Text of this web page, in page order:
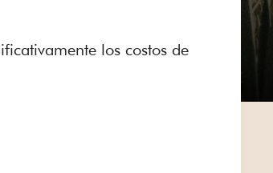
los costos de